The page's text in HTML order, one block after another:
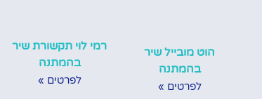
הוט מובייל שיר
בהמתנה
לפרטים »
רמי לוי תקשורת שיר
בהמתנה
לפרטים »